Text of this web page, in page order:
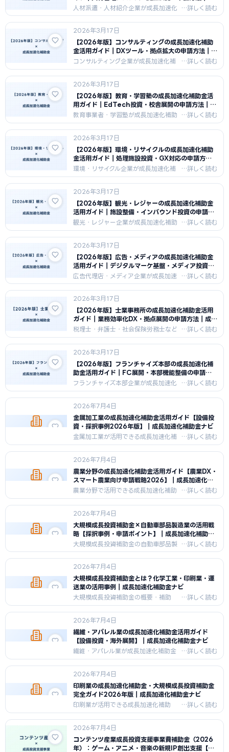
長加速化補助金ナビ
人材派遣・人材紹介企業が成長加速化
補助金でシステム投資・拠点展開・採
用DXを行うための申請戦略を解説。人
材業界が100億円規模へ成長するため
の戦略と、採択された事業計画の特徴
を紹介します。
2026年3月17日
【2026年版】コンサルティングの成長加速化補助
金活用ガイド｜DXツール・拠点拡大の申請方法｜成
長加速化補助金ナビ
コンサルティング企業が成長加速化補
助金でDXツール投資・拠点拡大・人材
育成施設整備を行うための申請戦略を
解説。コンサル業の無形資産投資の経
費計上方法と、採択のポイントを紹介
します。
2026年3月17日
【2026年版】教育・学習塾の成長加速化補助金活
用ガイド｜EdTech投資・校舎展開の申請方法｜成
長加速化補助金ナビ
教育事業者・学習塾が成長加速化補助
金でEdTech投資・校舎展開・オンラ
イン教育基盤整備を行うための申請戦
略を解説。教育業が100億円企業へ成
長するためのシナリオと採択のポイン
トを紹介します。
2026年3月17日
【2026年版】環境・リサイクルの成長加速化補助
金活用ガイド｜処理施設投資・GX対応の申請方法
｜成長加速化補助金ナビ
環境・リサイクル企業が成長加速化補
助金で廃棄物処理施設整備・リサイク
ル設備投資・GX対応を行うための申請
戦略を解説。カーボンニュートラル加
点と組み合わせた採択率向上策を紹介
します。
2026年3月17日
【2026年版】観光・レジャーの成長加速化補助金
活用ガイド｜施設整備・インバウンド投資の申請方
法｜成長加速化補助金ナビ
観光・レジャー企業が成長加速化補助
金でリゾート施設整備・アミューズメ
ント設備投資・インバウンド対応強化
を行うための申請戦略を解説。観光業
の100億円成長計画と採択のポイント
を紹介します。
2026年3月17日
【2026年版】広告・メディアの成長加速化補助金
活用ガイド｜デジタルマーケ基盤・メディア投資の
申請方法｜成長加速化補助金ナビ
広告代理店・メディア企業が成長加速
化補助金でデジタルマーケティング基盤
整備・コンテンツ制作設備・新メディ
ア立上げを行うための申請戦略を解
説。メディア業の100億円成長への道
筋を紹介します。
2026年3月17日
【2026年版】士業事務所の成長加速化補助金活用
ガイド｜業務効率化DX・拠点展開の申請方法｜成長
加速化補助金ナビ
税理士・弁護士・社会保険労務士など
の士業事務所が成長加速化補助金でDX
投資・業務自動化・拠点拡大を行うた
めの申請戦略を解説。士業事務所が
100億円規模へ成長するための戦略と
採択のポイントを紹介します。
2026年3月17日
【2026年版】フランチャイズ本部の成長加速化補
助金活用ガイド｜FC展開・本部機能整備の申請方
法｜成長加速化補助金ナビ
フランチャイズ本部企業が成長加速化
補助金でFC店舗拡大・本部機能強化・
加盟店支援システム整備を行うための
申請戦略を解説。FC本部として100億
円達成するための成長計画と採択のポ
イントを紹介します。
2026年7月4日
金属加工業の成長加速化補助金活用ガイド【設備投
資・採択事例2026年版】｜成長加速化補助金ナビ
金属加工業が活用できる成長加速化補
助金を徹底解説。対象設備・補助率・
上限額・申請ステップ・採択事例まで
2026年最新情報を網羅。CNC・レー
ザー加工機・自動化設備への補助金申
請を検討中の方必読。
2026年7月4日
農業分野の成長加速化補助金活用ガイド【農業DX・
スマート農業向け申請戦略2026】｜成長加速化補
助金ナビ
農業分野で活用できる成長加速化補助
金を徹底解説。農業DX・スマート農
業・ドローン・AIシステム導入の補助
率・上限額・対象経費・申請フロー・
チェックリストを2026年最新情報で網
羅。
2026年7月4日
大規模成長投資補助金×自動車部品製造業の活用戦
略【採択事例・申請ポイント】｜成長加速化補助金
ナビ
大規模成長投資補助金の自動車部品製
造業向け活用戦略を完全解説。EV転換
対応・プレス/溶接ライン更新・DX化
の採択事例イメージ・補助率・比較
表・申請チェックリスト・FAQ5問付
き。2026年6月最新情報。
2026年7月4日
大規模成長投資補助金とは？化学工業・印刷業・運
送業の活用事例｜成長加速化補助金ナビ
大規模成長投資補助金の概要・補助
率・対象要件・申請の流れを完全解
説。化学工業・印刷業・運送業の業種
別活用事例・制度比較表・申請チェッ
クリスト・FAQ5問付き。2026年6月
最新情報。
2026年7月4日
繊維・アパレル業の成長加速化補助金活用ガイド
【設備投資・海外展開】｜成長加速化補助金ナビ
繊維・アパレル業が成長加速化補助金
（新事業進出補助金・大規模成長投資
補助金）を活用するための完全ガイ
ド。設備投資・海外展開・DX推進・自
社ブランド転換の補助金活用シーン・
申請要件・比較表・費用内訳・採択の
ポイント・チェックリスト・FAQ7問付
き。2026年版。
2026年7月4日
印刷業の成長加速化補助金・大規模成長投資補助金
完全ガイド2026年版｜成長加速化補助金ナビ
印刷業が活用できる成長加速化補助
金・大規模成長投資補助金を徹底解
説。デジタル印刷機・CTP・後加工設
備への補助率・上限額・申請ステッ
プ・比較表・FAQ7問を収録。2026年
最新情報。
2026年7月4日
コンテンツ産業成長投資支援事業費補助金（2026
年）：ゲーム・アニメ・音楽の新規IP創出支援【4